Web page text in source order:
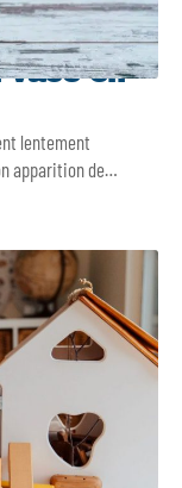
vase en
lentement
apparition de…